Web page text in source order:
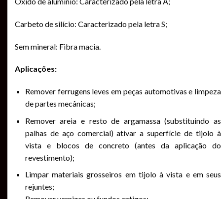
Carbeto de silício: Caracterizado pela letra S;
Sem mineral: Fibra macia.
Aplicações:
Remover ferrugens leves em peças automotivas e limpeza
de partes mecânicas;
Remover areia e resto de argamassa (substituindo as
palhas de aço comercial) ativar a superfície de tijolo à
vista e blocos de concreto (antes da aplicação do
revestimento);
Limpar materiais grosseiros em tijolo à vista e em seus
rejuntes;